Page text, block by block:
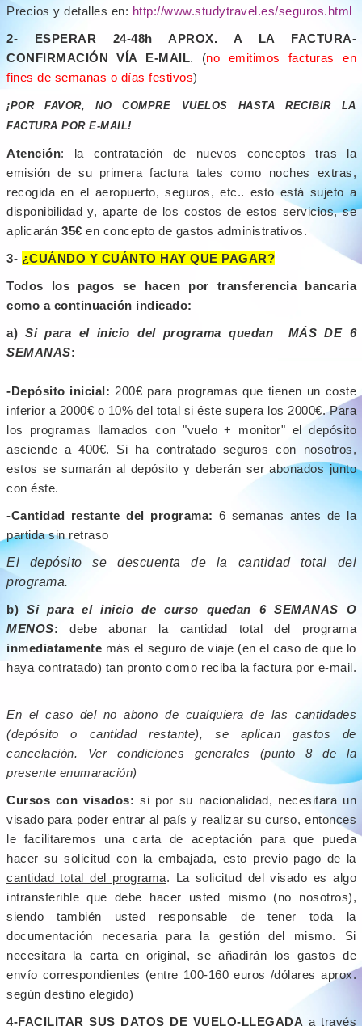
Precios y detalles en: http://www.studytravel.es/seguros.html
2- ESPERAR 24-48h APROX. A LA FACTURA-
CONFIRMACIÓN VÍA E-MAIL. (no emitimos facturas en
fines de semanas o días festivos)
¡POR FAVOR, NO COMPRE VUELOS HASTA RECIBIR LA
FACTURA POR E-MAIL!
Atención: la contratación de nuevos conceptos tras la
emisión de su primera factura tales como noches extras,
recogida en el aeropuerto, seguros, etc.. esto está sujeto a
disponibilidad y, aparte de los costos de estos servicios, se
aplicarán 35€ en concepto de gastos administrativos.
3- ¿CUÁNDO Y CUÁNTO HAY QUE PAGAR?
Todos los pagos se hacen por transferencia bancaria
como a continuación indicado:
a)Si para el inicio del programa quedan MÁS DE 6
SEMANAS:
-Depósito inicial: 200€ para programas que tienen un coste
inferior a 2000€ o 10% del total si éste supera los 2000€. Para
los programas llamados con "vuelo + monitor" el depósito
asciende a 400€. Si ha contratado seguros con nosotros,
estos se sumarán al depósito y deberán ser abonados junto
con éste.
-Cantidad restante del programa: 6 semanas antes de la
partida sin retraso
El depósito se descuenta de la cantidad total del
programa.
b) Si para el inicio de curso quedan 6 SEMANAS O
MENOS:debe abonar la cantidad total del programa
inmediatamente más el seguro de viaje (en el caso de que lo
haya contratado) tan pronto como reciba la factura por e-mail.
En el caso del no abono de cualquiera de las cantidades
(depósito o cantidad restante), se aplican gastos de
cancelación. Ver condiciones generales (punto 8 de la
presente enumaración)
Cursos con visados:si por su nacionalidad, necesitara un
visado para poder entrar al país y realizar su curso, entonces
le facilitaremos una carta de aceptación para que pueda
hacer su solicitud con la embajada, esto previo pago de la
cantidad total del programa. La solicitud del visado es algo
intransferible que debe hacer usted mismo (no nosotros),
siendo también usted responsable de tener toda la
documentación necesaria para la gestión del mismo. Si
necesitara la carta en original, se añadirán los gastos de
envío correspondientes (entre 100-160 euros /dólares aprox.
según destino elegido)
4-FACILITAR SUS DATOS DE VUELO-LLEGADA a través